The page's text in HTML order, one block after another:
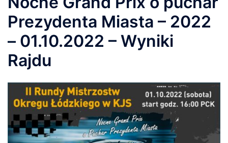
Prezydenta Miasta – 2022
– 01.10.2022 – Wyniki
Rajdu